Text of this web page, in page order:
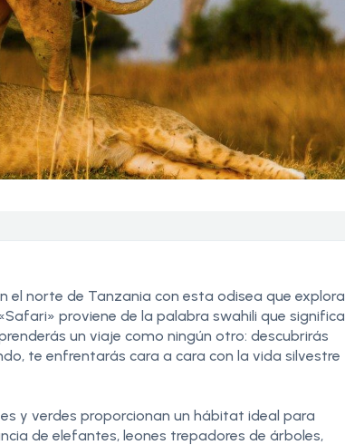
el norte de Tanzania con esta odisea que explora
proviene de la palabra swahili que significa
un viaje como ningún otro: descubrirás
te enfrentarás cara a cara con la vida silvestre
y verdes proporcionan un hábitat ideal para
de elefantes, leones trepadores de árboles,